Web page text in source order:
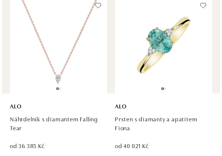
dnes otevřeno od 09:00
ALO diamonds, Westfield, Praha 4 - Chodov
Roztylská 2321/19, 148 00 Praha 4 - Chodov
tel.: +420 773 585 559, +420 730 802 800
dnes otevřeno od 09:00
ALO diamonds Hilton, Košice
dnes otevřeno od 09:00
ALO
Náhrdelník s diamantem Falling
Tear
od 36 385 Kč
ALO
Prsten s diamanty a apatitem
Fiona
od 40 021 Kč